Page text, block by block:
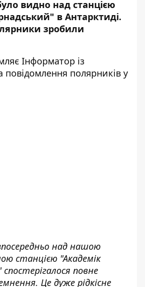
видно над станцією
в Антарктиді.
зробили
Інформатор із
полярників у
над нашою
станцією "Академік
спостерігалося повне
Це дуже рідкісне